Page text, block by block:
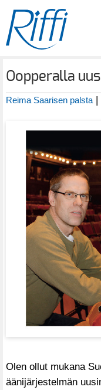
Oopperalla
Reima Saarisen palsta|
Olen ollut mukana
äänijärjestelmän